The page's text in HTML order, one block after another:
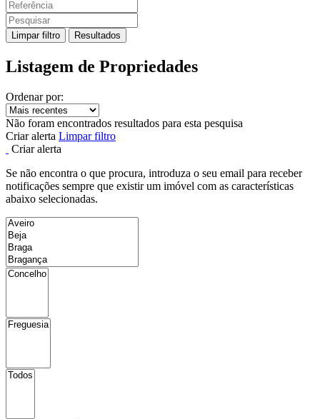
Limpar filtro Resultados
Listagem de Propriedades
Ordenar por:
Não foram encontrados resultados para esta pesquisa
Criar alerta Limpar filtro
Criar alerta
Se não encontra o que procura, introduza o seu email para receber
notificações sempre que existir um imóvel com as características
abaixo selecionadas.